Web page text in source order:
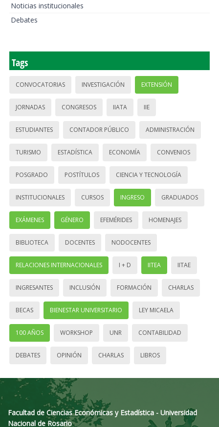
Noticias institucionales
Debates
Tags
CONVOCATORIAS INVESTIGACIÓN EXTENSIÓN
JORNADAS CONGRESOS IIATA IIE
ESTUDIANTES CONTADOR PÚBLICO ADMINISTRACIÓN
TURISMO ESTADÍSTICA ECONOMÍA CONVENIOS
POSGRADO POSTÍTULOS CIENCIA Y TECNOLOGÍA
INSTITUCIONALES CURSOS INGRESO GRADUADOS
EXÁMENES GÉNERO EFEMÉRIDES HOMENAJES
BIBLIOTECA DOCENTES NODOCENTES
RELACIONES INTERNACIONALES I + D IITEA IITAE
INGRESANTES INCLUSIÓN FORMACIÓN CHARLAS
BECAS BIENESTAR UNIVERSITARIO LEY MICAELA
100 AÑOS WORKSHOP UNR CONTABILIDAD
DEBATES OPINIÓN CHARLAS LIBROS
Facultad de Ciencias Económicas y Estadística - Universidad
Nacional de Rosario